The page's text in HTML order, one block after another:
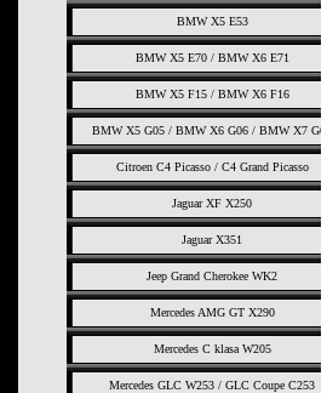
BMW X5 E53
BMW X5 E70 / BMW X6 E71
BMW X5 F15 / BMW X6 F16
BMW X5 G05 / BMW X6 G06 / BMW X7 G07
Citroen C4 Picasso / C4 Grand Picasso
Jaguar XF X250
Jaguar X351
Jeep Grand Cherokee WK2
Mercedes AMG GT X290
Mercedes C klasa W205
Mercedes GLC W253 / GLC Coupe C253